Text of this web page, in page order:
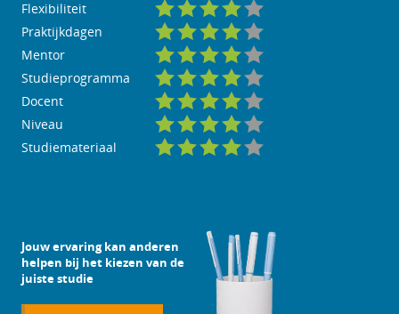
Flexibiliteit
Praktijkdagen
Mentor
Studieprogramma
Docent
Niveau
Studiemateriaal
Jouw ervaring kan anderen
helpen bij het kiezen van de
juiste studie